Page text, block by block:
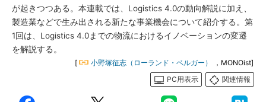
が起きつつある。本連載では、Logistics 4.0の動向解説に加え、
製造業などで生み出される新たな事業機会について紹介する。第
1回は、Logistics 4.0までの物流におけるイノベーションの変遷
を解説する。
[ 小野塚征志（ローランド・ベルガー）
，MONOist]
PC用表示
関連情報